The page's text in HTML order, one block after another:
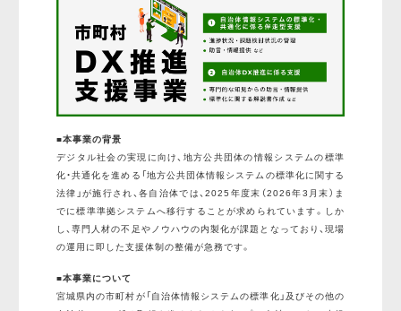
■本事業の背景
デジタル社会の実現に向け、地方公共団体の情報システムの標準
化・共通化を進める「地方公共団体情報システムの標準化に関する
法律」が施行され、各自治体では、2025年度末（2026年3月末）ま
でに標準準拠システムへ移行することが求められています。しか
し、専門人材の不足やノウハウの内製化が課題となっており、現場
の運用に即した支援体制の整備が急務です。
■本事業について
宮城県内の市町村が「自治体情報システムの標準化」及びその他の